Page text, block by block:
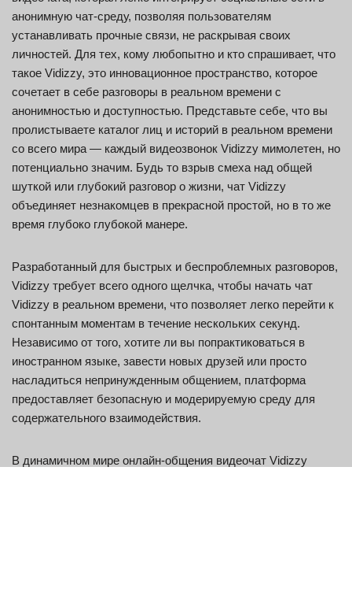
анонимную чат-среду, позволяя пользователям
устанавливать прочные связи, не раскрывая своих
личностей. Для тех, кому любопытно и кто спрашивает, что
такое Vidizzy, это инновационное пространство, которое
сочетает в себе разговоры в реальном времени с
анонимностью и доступностью. Представьте себе, что вы
пролистываете каталог лиц и историй в реальном времени
со всего мира — каждый видеозвонок Vidizzy мимолетен, но
потенциально значим. Будь то взрыв смеха над общей
шуткой или глубокий разговор о жизни, чат Vidizzy
объединяет незнакомцев в прекрасной простой, но в то же
время глубоко глубокой манере.
Разработанный для быстрых и беспроблемных разговоров,
Vidizzy требует всего одного щелчка, чтобы начать чат
Vidizzy в реальном времени, что позволяет легко перейти к
спонтанным моментам в течение нескольких секунд.
Независимо от того, хотите ли вы попрактиковаться в
иностранном языке, завести новых друзей или просто
насладиться непринужденным общением, платформа
предоставляет безопасную и модерируемую среду для
содержательного взаимодействия.
В динамичном мире онлайн-общения видеочат Vidizzy